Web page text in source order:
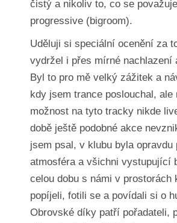
čistý a nikoliv to, co se
progressive (bigroom).
Uděluji si speciální ocenění za
vydržel i přes mírné nachlazení
Byl to pro mě velký zážitek a
kdy jsem trance poslouchal, ale
možnost na tyto tracky nikde
době ještě podobné akce
jsem psal, v klubu byla opravdu
atmosféra a všichni vystupující
celou dobu s námi v prostorách
popíjeli, fotili se a povídali si o
Obrovské díky patří pořadateli,